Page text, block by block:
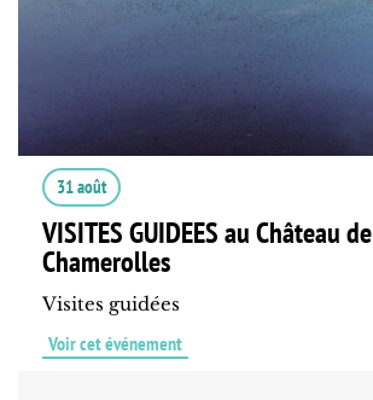
31 août
VISITES GUIDEES au Château de
Chamerolles
Visites guidées
Voir cet événement